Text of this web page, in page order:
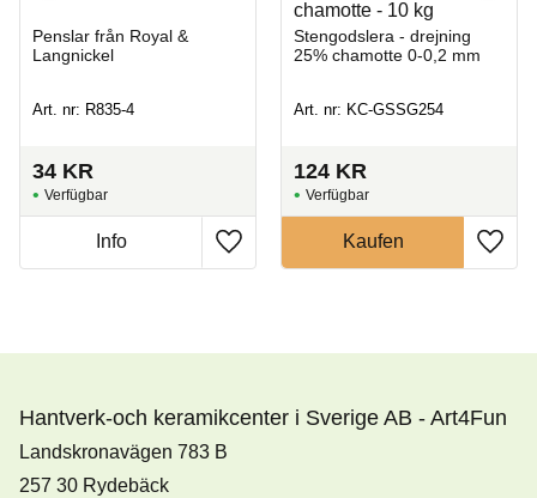
Penslar från Royal &
Langnickel
Art. nr: R835-4
34 KR
chamotte - 10 kg
Stengodslera - drejning
25% chamotte 0-0,2 mm
Art. nr: KC-GSSG254
124 KR
Hantverk-och keramikcenter i Sverige AB - Art4Fun
Landskronavägen 783 B
257 30 Rydebäck